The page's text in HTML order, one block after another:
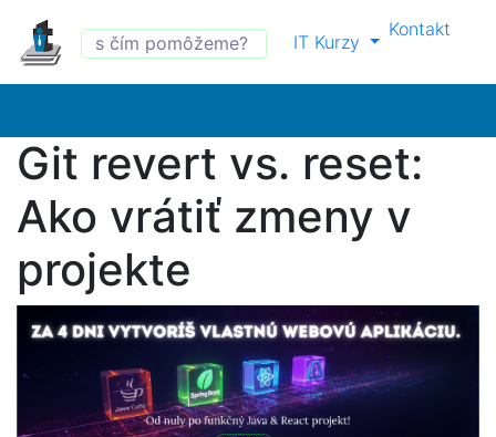
IT Kurzy
Kontakt
Git revert vs. reset:
Ako vrátiť zmeny v
projekte